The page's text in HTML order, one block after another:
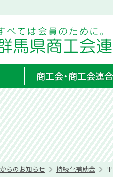
商工会・商工会連
らのお知らせ 持続化補助金